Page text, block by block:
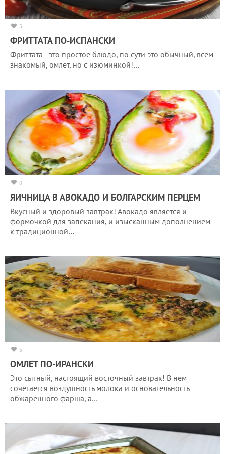
5
ФРИТТАТА ПО-ИСПАНСКИ
Фриттата - это простое блюдо, по сути это обычный, всем
знакомый, омлет, но с изюминкой!…
0
ЯИЧНИЦА В АВОКАДО И БОЛГАРСКИМ ПЕРЦЕМ
Вкусный и здоровый завтрак! Авокадо является и
формочкой для запекания, и изысканным дополнением
к традиционной…
5
ОМЛЕТ ПО-ИРАНСКИ
Это сытный, настоящий восточный завтрак! В нем
сочетается воздушность молока и основательность
обжаренного фарша, а…